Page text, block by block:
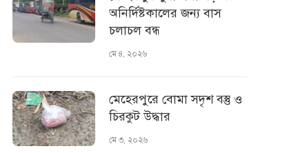
অনির্দিষ্টকালের জন্য বাস
চলাচল বন্ধ
মে ৪, ২০২৬
মেহেরপুরে বোমা সদৃশ বস্তু ও
চিরকুট উদ্ধার
মে ৩, ২০২৬